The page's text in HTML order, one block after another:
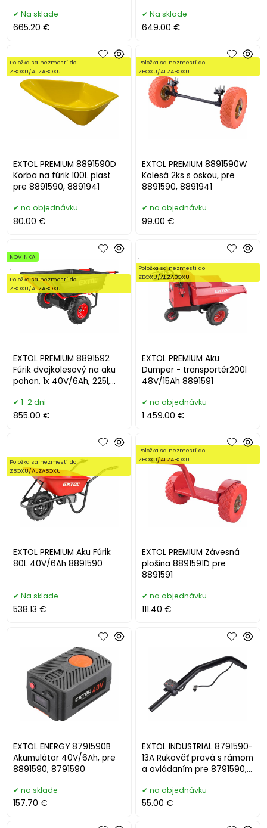
Na sklade
665.20 €
Na sklade
649.00 €
EXTOL PREMIUM 8891590D
Korba na fúrik 100L plast
pre 8891590, 8891941
Položka sa nezmestí do
ZBOXU/ALZABOXU
na objednávku
80.00 €
EXTOL PREMIUM 8891590W
Kolesá 2ks s oskou, pre
8891590, 8891941
Položka sa nezmestí do
ZBOXU/ALZABOXU
na objednávku
99.00 €
EXTOL PREMIUM 8891592
Fúrik dvojkolesový na aku
pohon, 1x 40V/6Ah, 225l,
NOVINKA
.
Položka sa nezmestí do
ZBOXU/ALZABOXU
1-2 dni
855.00 €
EXTOL PREMIUM Aku
Dumper - transportér200l
48V/15Ah 8891591
.
Položka sa nezmestí do
ZBOXU/ALZABOXU
na objednávku
1 459.00 €
EXTOL PREMIUM Aku Fúrik
80L 40V/6Ah 8891590
.
Položka sa nezmestí do
ZBOXU/ALZABOXU
Na sklade
538.13 €
EXTOL PREMIUM Závesná
plošina 8891591D pre
8891591
Položka sa nezmestí do
ZBOXU/ALZABOXU
na objednávku
111.40 €
EXTOL ENERGY 8791590B
Akumulátor 40V/6Ah, pre
8891590, 8791590
na sklade
157.70 €
EXTOL INDUSTRIAL 8791590-
13A Rukoväť pravá s rámom
a ovládaním pre 8791590,
na objednávku
55.00 €